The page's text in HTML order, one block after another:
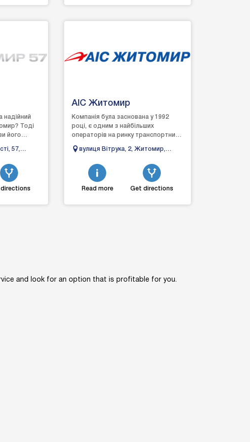
надійний
Тоді
його
57,
АІС Житомир
Компанія була заснована у 1992
році, є одним з найбільших
операторів на ринку транспортних
діяльності - продаж та сервісне...
вулиця Вітрука, 2, Житомир,
Read more Get directions
and look for an option that is profitable for you.